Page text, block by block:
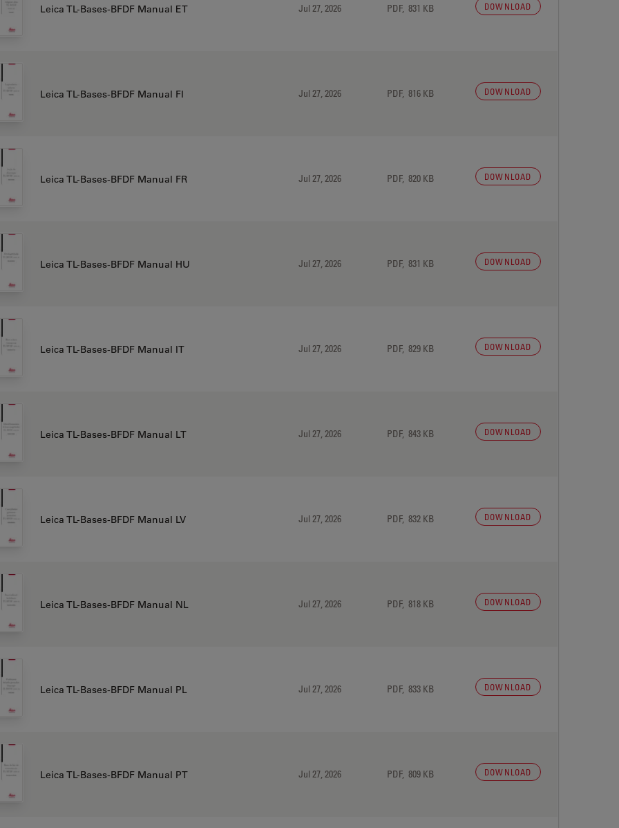
Leica TL-Bases-BFDF Manual ET Jul 27, 2026 PDF, 831 KB DOWNLOAD
Leica TL-Bases-BFDF Manual FI Jul 27, 2026 PDF, 816 KB DOWNLOAD
Leica TL-Bases-BFDF Manual FR Jul 27, 2026 PDF, 820 KB DOWNLOAD
Leica TL-Bases-BFDF Manual HU Jul 27, 2026 PDF, 831 KB DOWNLOAD
Leica TL-Bases-BFDF Manual IT Jul 27, 2026 PDF, 829 KB DOWNLOAD
Leica TL-Bases-BFDF Manual LT Jul 27, 2026 PDF, 843 KB DOWNLOAD
Leica TL-Bases-BFDF Manual LV Jul 27, 2026 PDF, 832 KB DOWNLOAD
Leica TL-Bases-BFDF Manual NL Jul 27, 2026 PDF, 818 KB DOWNLOAD
Leica TL-Bases-BFDF Manual PL Jul 27, 2026 PDF, 833 KB DOWNLOAD
Leica TL-Bases-BFDF Manual PT Jul 27, 2026 PDF, 809 KB DOWNLOAD